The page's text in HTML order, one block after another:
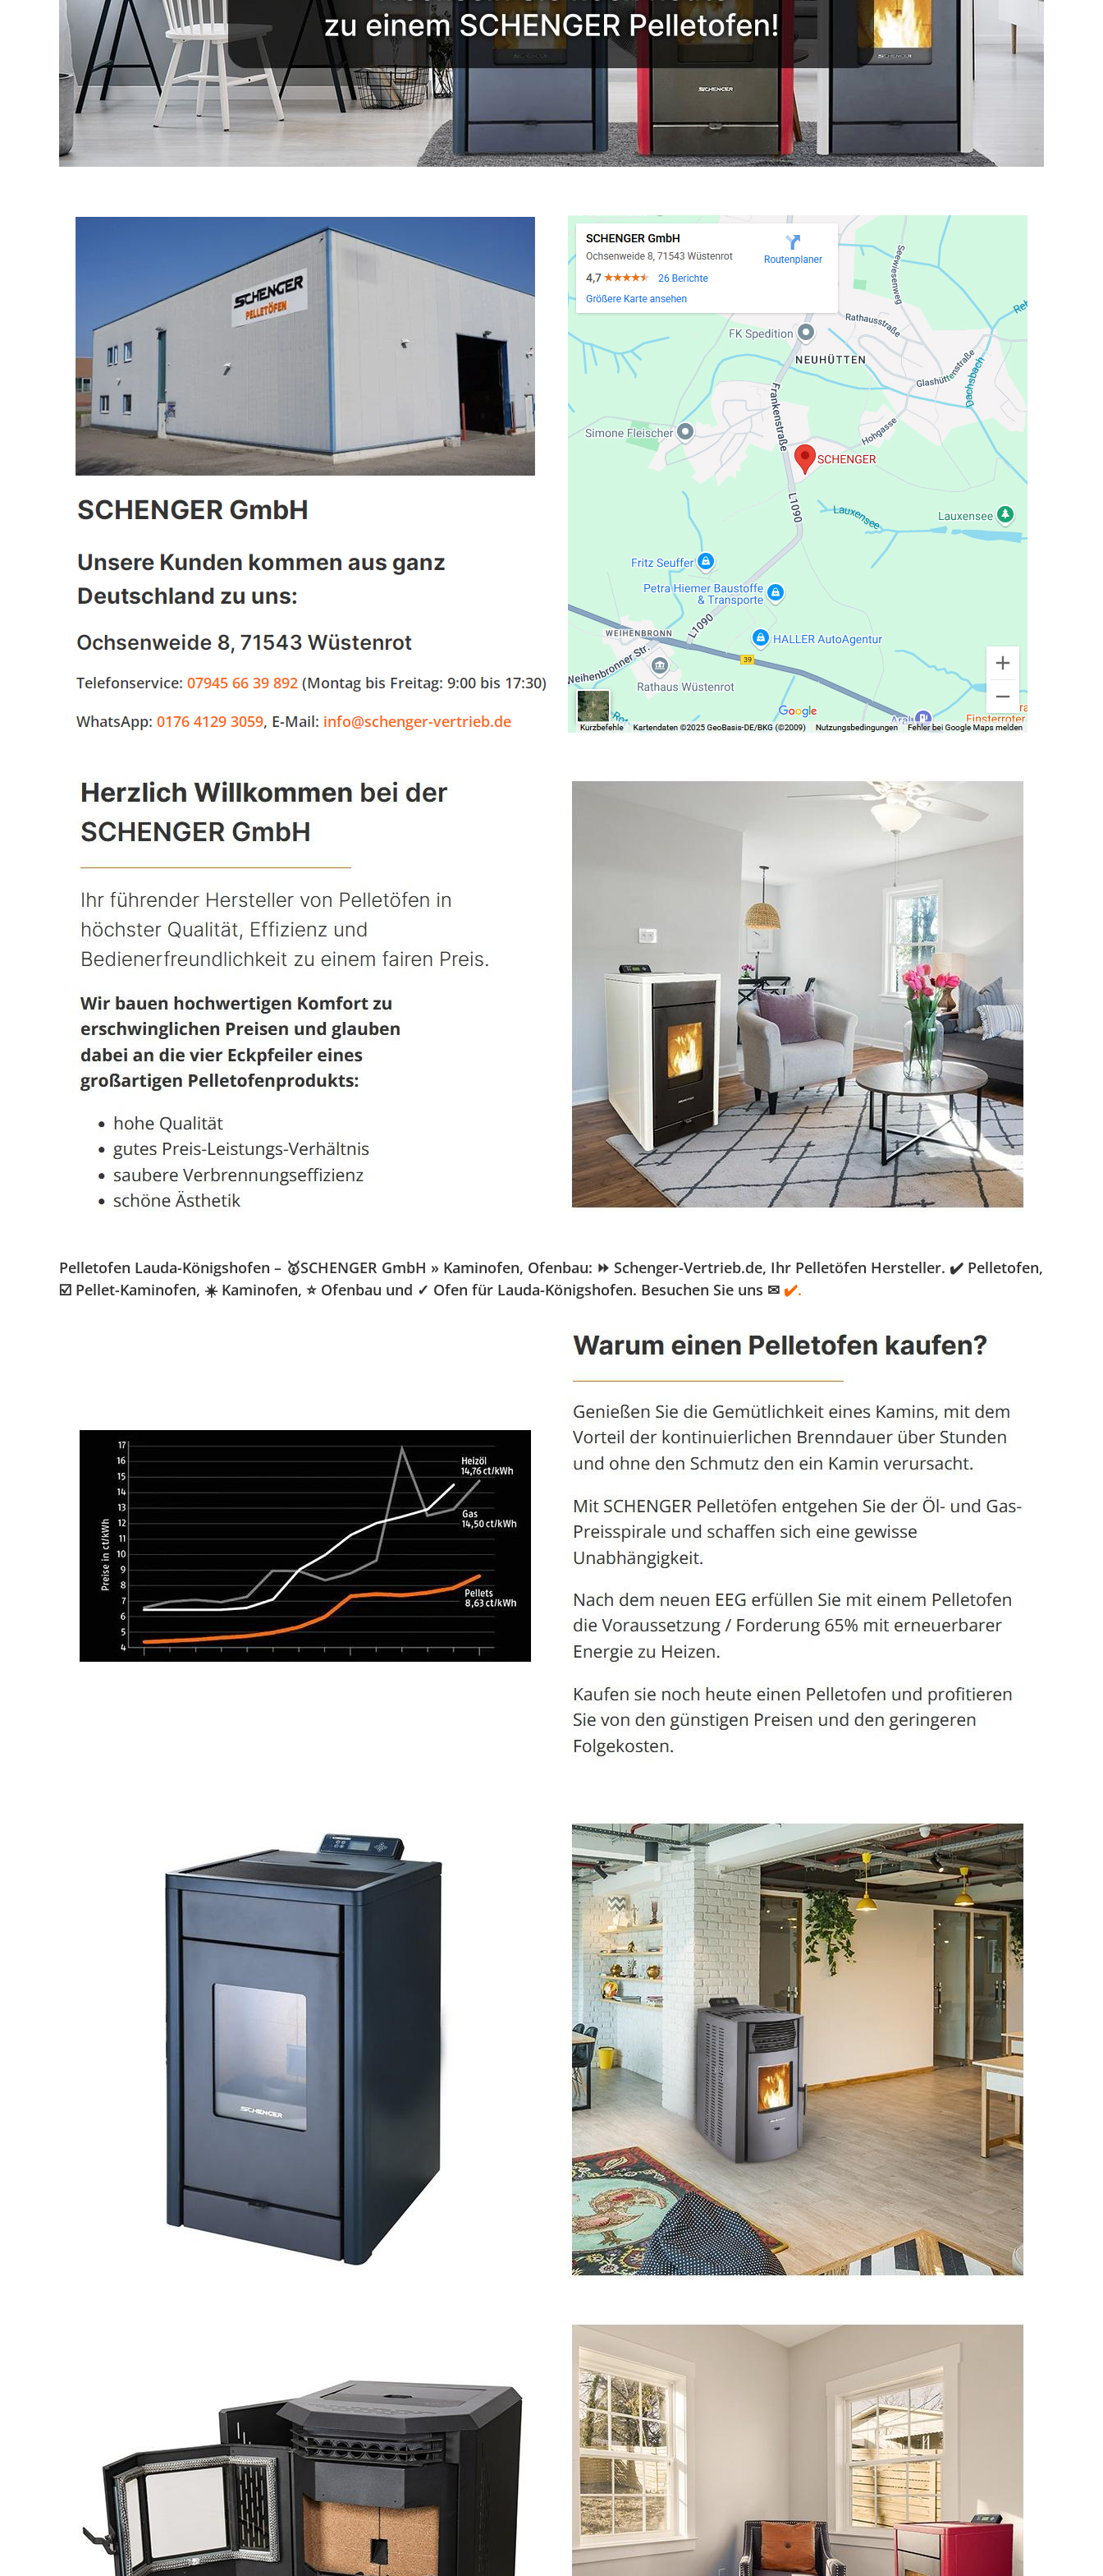
Pelletofen Lauda-Königshofen – 🥇SCHENGER GmbH » Kaminofen, Ofenbau: ⏩ Schenger-Vertrieb.de, Ihr Pelletöfen Hersteller. ✔️ Pelletofen,
☑️ Pellet-Kaminofen, ☀️ Kaminofen, ⭐ Ofenbau und ✓ Ofen für Lauda-Königshofen. Besuchen Sie uns ✉ ✔️.